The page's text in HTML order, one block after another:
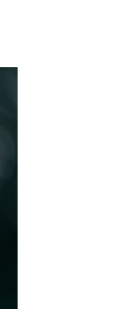
в дикой
и физическим
основа